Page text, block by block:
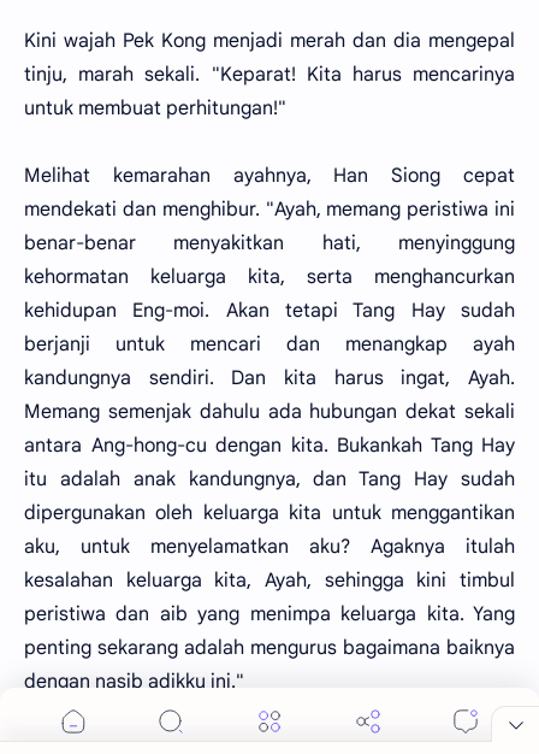
Kini wajah Pek Kong menjadi merah dan dia mengepal
tinju, marah sekali. "Keparat! Kita harus mencarinya
untuk membuat perhitungan!"
Melihat kemarahan ayahnya, Han Siong cepat
mendekati dan menghibur. "Ayah, memang peristiwa ini
benar-benar menyakitkan hati, menyinggung
kehormatan keluarga kita, serta menghancurkan
kehidupan Eng-moi. Akan tetapi Tang Hay sudah
berjanji untuk mencari dan menangkap ayah
kandungnya sendiri. Dan kita harus ingat, Ayah.
Memang semenjak dahulu ada hubungan dekat sekali
antara Ang-hong-cu dengan kita. Bukankah Tang Hay
itu adalah anak kandungnya, dan Tang Hay sudah
dipergunakan oleh keluarga kita untuk menggantikan
aku, untuk menyelamatkan aku? Agaknya itulah
kesalahan keluarga kita, Ayah, sehingga kini timbul
peristiwa dan aib yang menimpa keluarga kita. Yang
penting sekarang adalah mengurus bagaimana baiknya
dengan nasib adikku ini."
Pek Kong menarik napas panjang dan memandang